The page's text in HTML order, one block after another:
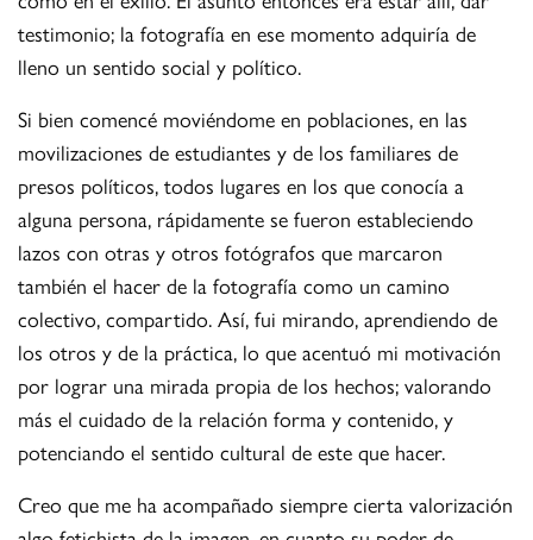
testimonio; la fotografía en ese momento adquiría de
lleno un sentido social y político.
Si bien comencé moviéndome en poblaciones, en las
movilizaciones de estudiantes y de los familiares de
presos políticos, todos lugares en los que conocía a
alguna persona, rápidamente se fueron estableciendo
lazos con otras y otros fotógrafos que marcaron
también el hacer de la fotografía como un camino
colectivo, compartido. Así, fui mirando, aprendiendo de
los otros y de la práctica, lo que acentuó mi motivación
por lograr una mirada propia de los hechos; valorando
más el cuidado de la relación forma y contenido, y
potenciando el sentido cultural de este que hacer.
Creo que me ha acompañado siempre cierta valorización